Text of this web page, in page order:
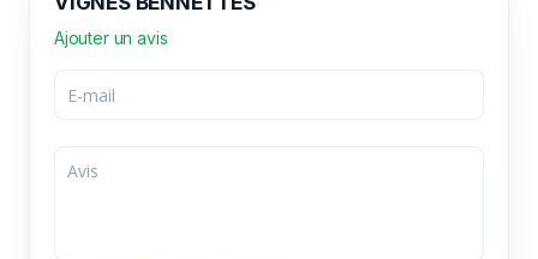
Ajouter un avis